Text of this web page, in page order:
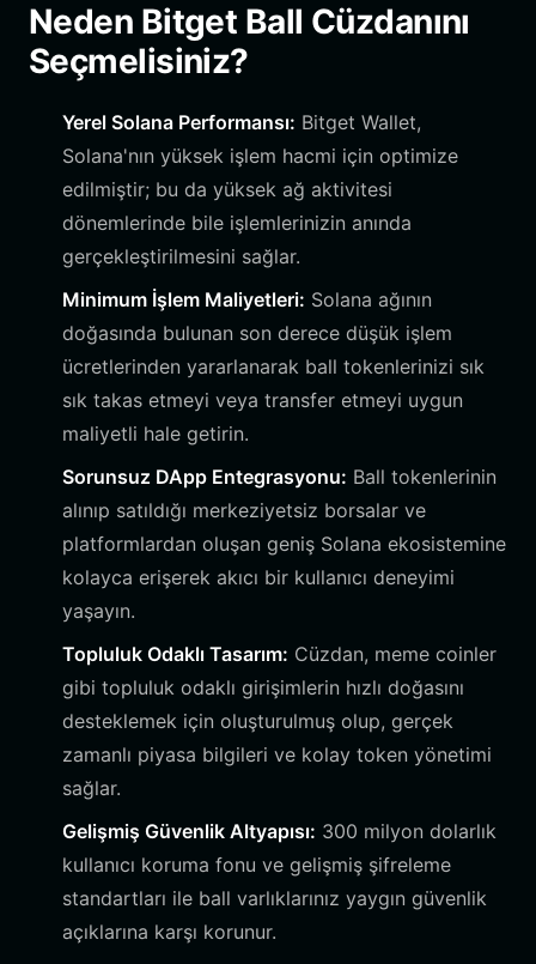
Neden Bitget Ball Cüzdanını
Seçmelisiniz?
Yerel Solana Performansı: Bitget Wallet,
Solana'nın yüksek işlem hacmi için optimize
edilmiştir; bu da yüksek ağ aktivitesi
dönemlerinde bile işlemlerinizin anında
gerçekleştirilmesini sağlar.
Minimum İşlem Maliyetleri: Solana ağının
doğasında bulunan son derece düşük işlem
ücretlerinden yararlanarak ball tokenlerinizi sık
sık takas etmeyi veya transfer etmeyi uygun
maliyetli hale getirin.
Sorunsuz DApp Entegrasyonu: Ball tokenlerinin
alınıp satıldığı merkeziyetsiz borsalar ve
platformlardan oluşan geniş Solana ekosistemine
kolayca erişerek akıcı bir kullanıcı deneyimi
yaşayın.
Topluluk Odaklı Tasarım: Cüzdan, meme coinler
gibi topluluk odaklı girişimlerin hızlı doğasını
desteklemek için oluşturulmuş olup, gerçek
zamanlı piyasa bilgileri ve kolay token yönetimi
sağlar.
Gelişmiş Güvenlik Altyapısı: 300 milyon dolarlık
kullanıcı koruma fonu ve gelişmiş şifreleme
standartları ile ball varlıklarınız yaygın güvenlik
açıklarına karşı korunur.